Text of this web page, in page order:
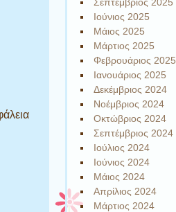
Ιούνιος 2025
Μάιος 2025
Μάρτιος 2025
Φεβρουάριος 2025
Ιανουάριος 2025
Δεκέμβριος 2024
Νοέμβριος 2024
Οκτώβριος 2024
Σεπτέμβριος 2024
Ιούλιος 2024
Ιούνιος 2024
Μάιος 2024
Απρίλιος 2024
Μάρτιος 2024